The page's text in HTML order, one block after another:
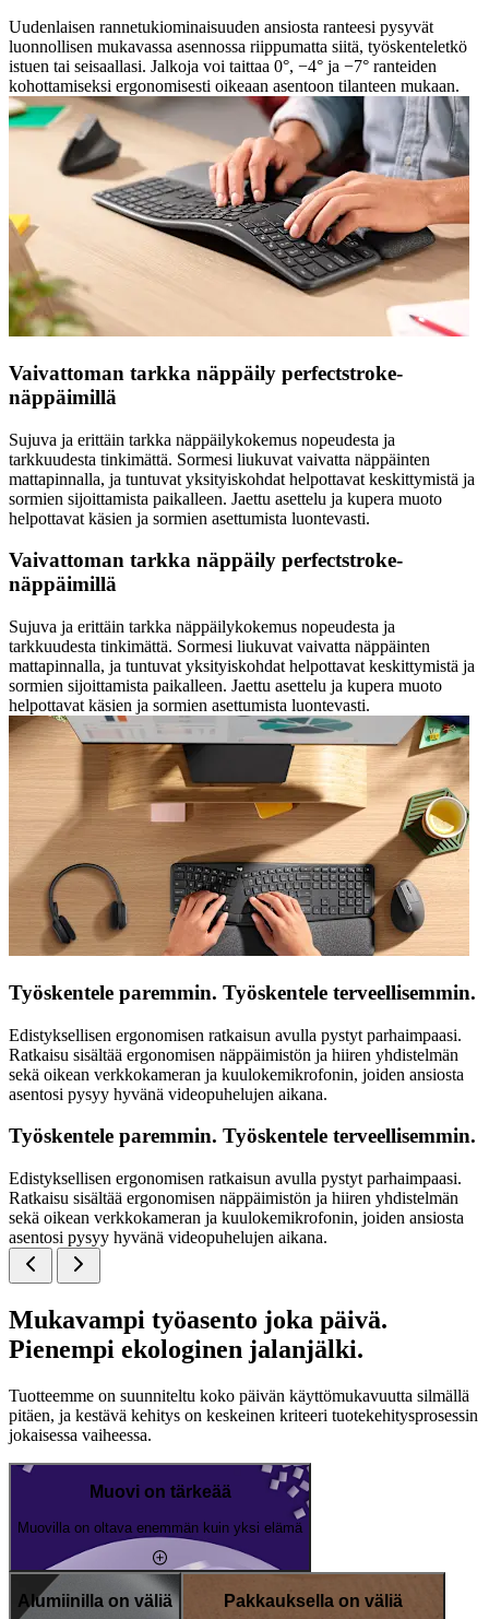
Uudenlaisen rannetukiominaisuuden ansiosta ranteesi pysyvät
luonnollisen mukavassa asennossa riippumatta siitä, työskenteletkö
istuen tai seisaallasi. Jalkoja voi taittaa 0°, −4° ja −7° ranteiden
kohottamiseksi ergonomisesti oikeaan asentoon tilanteen mukaan.
Vaivattoman tarkka näppäily perfectstroke-
näppäimillä
Sujuva ja erittäin tarkka näppäilykokemus nopeudesta ja
tarkkuudesta tinkimättä. Sormesi liukuvat vaivatta näppäinten
mattapinnalla, ja tuntuvat yksityiskohdat helpottavat keskittymistä ja
sormien sijoittamista paikalleen. Jaettu asettelu ja kupera muoto
helpottavat käsien ja sormien asettumista luontevasti.
Vaivattoman tarkka näppäily perfectstroke-
näppäimillä
Sujuva ja erittäin tarkka näppäilykokemus nopeudesta ja
tarkkuudesta tinkimättä. Sormesi liukuvat vaivatta näppäinten
mattapinnalla, ja tuntuvat yksityiskohdat helpottavat keskittymistä ja
sormien sijoittamista paikalleen. Jaettu asettelu ja kupera muoto
helpottavat käsien ja sormien asettumista luontevasti.
Työskentele paremmin. Työskentele terveellisemmin.
Edistyksellisen ergonomisen ratkaisun avulla pystyt parhaimpaasi.
Ratkaisu sisältää ergonomisen näppäimistön ja hiiren yhdistelmän
sekä oikean verkkokameran ja kuulokemikrofonin, joiden ansiosta
asentosi pysyy hyvänä videopuhelujen aikana.
Työskentele paremmin. Työskentele terveellisemmin.
Edistyksellisen ergonomisen ratkaisun avulla pystyt parhaimpaasi.
Ratkaisu sisältää ergonomisen näppäimistön ja hiiren yhdistelmän
sekä oikean verkkokameran ja kuulokemikrofonin, joiden ansiosta
asentosi pysyy hyvänä videopuhelujen aikana.
Mukavampi työasento joka päivä.
Pienempi ekologinen jalanjälki.
Tuotteemme on suunniteltu koko päivän käyttömukavuutta silmällä
pitäen, ja kestävä kehitys on keskeinen kriteeri tuotekehitysprosessin
jokaisessa vaiheessa.
Muovi on tärkeää
Muovilla on oltava enemmän kuin yksi elämä
Alumiinilla on väliä Pakkauksella on väliä